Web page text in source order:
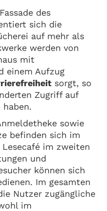
des
sich die
auf mehr als
werden von
mit
einem Aufzug
sorgt, so
Zugriff auf
sowie
befinden sich im
im zweiten
und
können sich
Im gesamten
Nutzer zugängliche
im